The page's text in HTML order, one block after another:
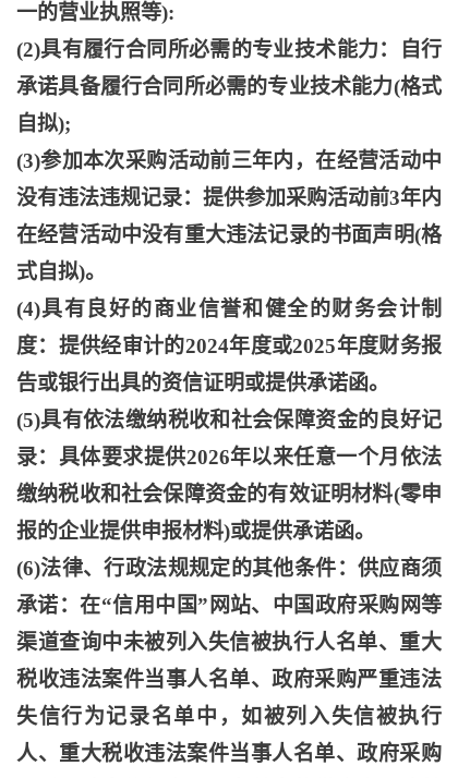
一的营业执照等):
(2)具有履行合同所必需的专业技术能力：自行
承诺具备履行合同所必需的专业技术能力(格式
自拟);
(3)参加本次采购活动前三年内，在经营活动中
没有违法违规记录：提供参加采购活动前3年内
在经营活动中没有重大违法记录的书面声明(格
式自拟)。
(4)具有良好的商业信誉和健全的财务会计制
度：提供经审计的2024年度或2025年度财务报
告或银行出具的资信证明或提供承诺函。
(5)具有依法缴纳税收和社会保障资金的良好记
录：具体要求提供2026年以来任意一个月依法
缴纳税收和社会保障资金的有效证明材料(零申
报的企业提供申报材料)或提供承诺函。
(6)法律、行政法规规定的其他条件：供应商须
承诺：在“信用中国”网站、中国政府采购网等
渠道查询中未被列入失信被执行人名单、重大
税收违法案件当事人名单、政府采购严重违法
失信行为记录名单中，如被列入失信被执行
人、重大税收违法案件当事人名单、政府采购